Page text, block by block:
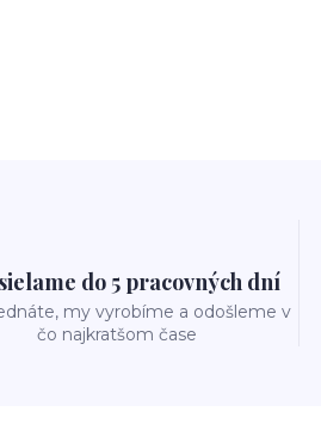
do 5 pracovných dní
my vyrobíme a odošleme v
čo najkratšom čase